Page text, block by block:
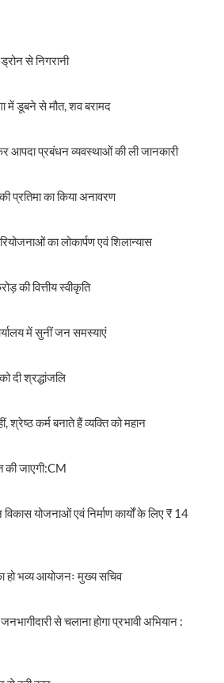
से निगरानी
में डूबने से मौत, शव बरामद
आपदा प्रबंधन व्यवस्थाओं की ली जानकारी
प्रतिमा का किया अनावरण
का लोकार्पण एवं शिलान्यास
की वित्तीय स्वीकृति
में सुनीं जन समस्याएं
दी श्रद्धांजलि
श्रेष्ठ कर्म बनाते हैं व्यक्ति को महान
की जाएगी:CM
योजनाओं एवं निर्माण कार्यों के लिए ₹ 14
हो भव्य आयोजनः मुख्य सचिव
से चलाना होगा प्रभावी अभियान :